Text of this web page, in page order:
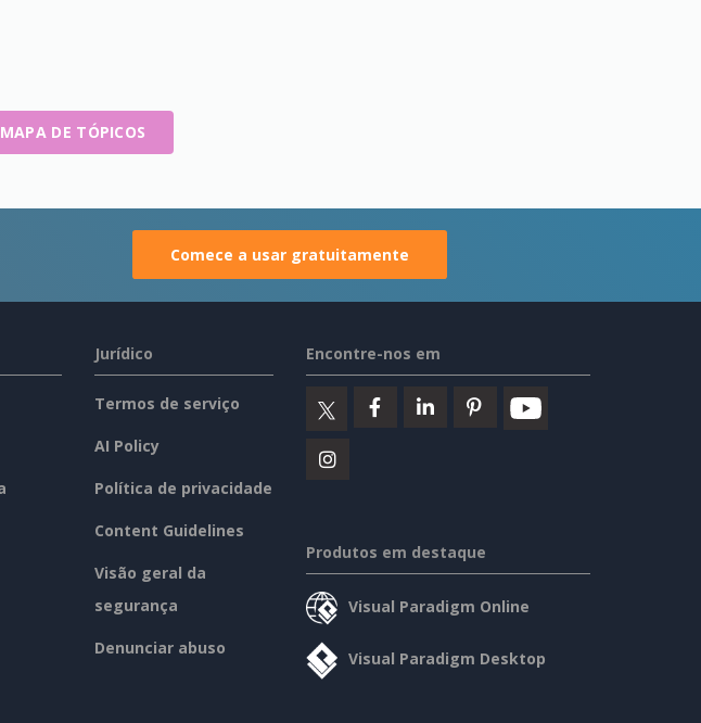
DE TÓPICOS
Comece a usar gratuitamente
Jurídico
Termos de serviço
AI Policy
Política de privacidade
Content Guidelines
Visão geral da
segurança
Denunciar abuso
Encontre-nos em
Produtos em destaque
Visual Paradigm Online
Visual Paradigm Desktop